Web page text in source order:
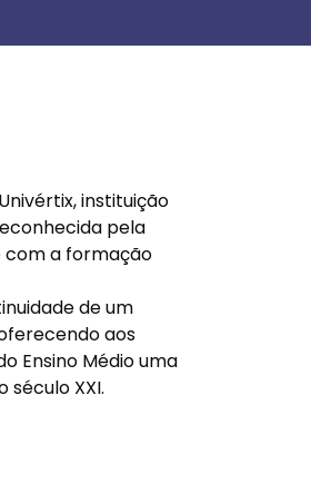
instituição
pela
com a formação
de um
aos
Ensino Médio uma
XXI.